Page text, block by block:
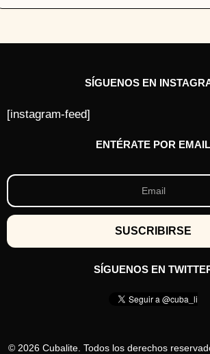
SÍGUENOS EN
[instagram-feed]
ENTÉRATE POR EMAIL
SÍGUENOS EN
© 2026 Cubalite. Todos los derechos